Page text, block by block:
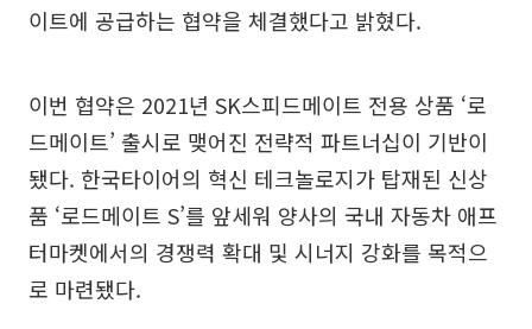
이트에 공급하는 협약을 체결했다고 밝혔다.
이번 협약은 2021년 SK스피드메이트 전용 상품 ‘로
드메이트’ 출시로 맺어진 전략적 파트너십이 기반이
됐다. 한국타이어의 혁신 테크놀로지가 탑재된 신상
품 ‘로드메이트 S’를 앞세워 양사의 국내 자동차 애프
터마켓에서의 경쟁력 확대 및 시너지 강화를 목적으
로 마련됐다.